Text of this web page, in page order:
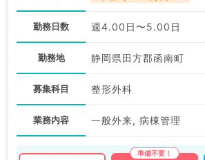
勤務日数 週4.00日〜5.00日
勤務地 静岡県田方郡函南町
募集科目 整形外科
業務内容 一般外来, 病棟管理